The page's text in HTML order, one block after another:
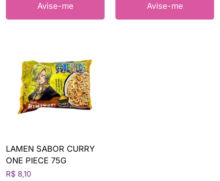
Avise-me Avise-me
LAMEN SABOR CURRY
ONE PIECE 75G
R$ 8,10